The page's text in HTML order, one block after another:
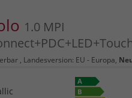
1.0 MPI
, Landesversion: EU - Europa,